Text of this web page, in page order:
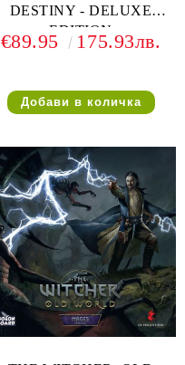
DESTINY - DELUXE
EDITION
€89.95 175.93лв.